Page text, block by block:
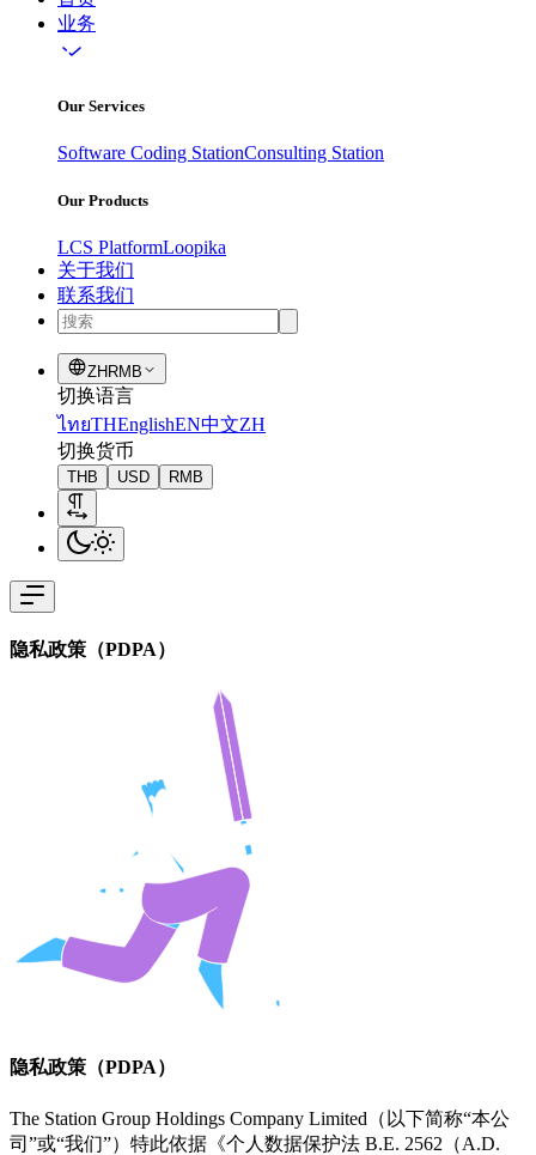
业务
Our Services
Software Coding StationConsulting Station
Our Products
LCS PlatformLoopika
关于我们
联系我们
ZHRMB
切换语言
ไทยTHEnglishEN中文ZH
切换货币
THB USD RMB
隐私政策（PDPA）
隐私政策（PDPA）
The Station Group Holdings Company Limited（以下简称“本公
司”或“我们”）特此依据《个人数据保护法 B.E. 2562（A.D.